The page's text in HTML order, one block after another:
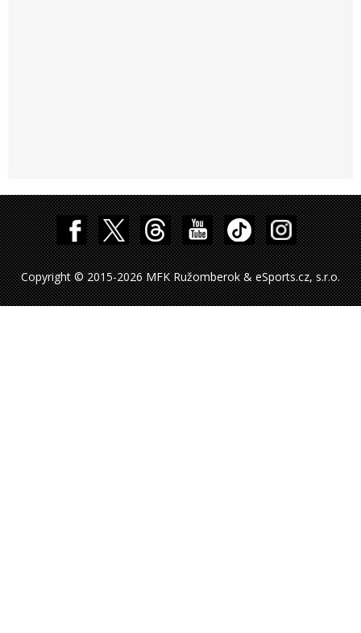
Copyright © 2015-2026 MFK Ružomberok & eSports.cz, s.r.o.